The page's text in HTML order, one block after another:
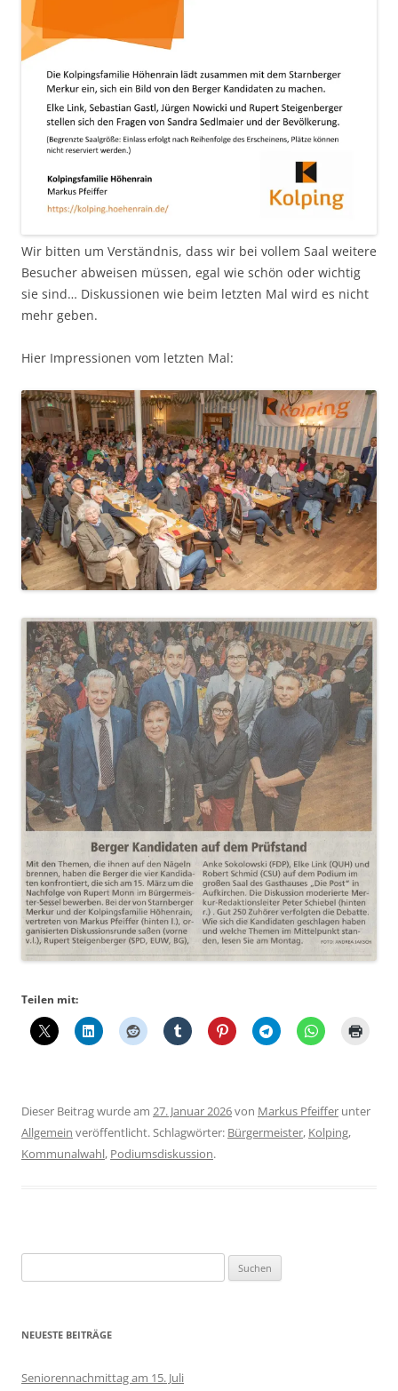
Wir bitten um Verständnis, dass wir bei vollem Saal weitere
Besucher abweisen müssen, egal wie schön oder wichtig
sie sind… Diskussionen wie beim letzten Mal wird es nicht
mehr geben.
Hier Impressionen vom letzten Mal:
Teilen mit:
Dieser Beitrag wurde am 27. Januar 2026von Markus Pfeiffer unter
Allgemein veröffentlicht. Schlagwörter: Bürgermeister, Kolping,
Kommunalwahl, Podiumsdiskussion.
nach:
NEUESTE BEITRÄGE
Seniorennachmittag am 15. Juli